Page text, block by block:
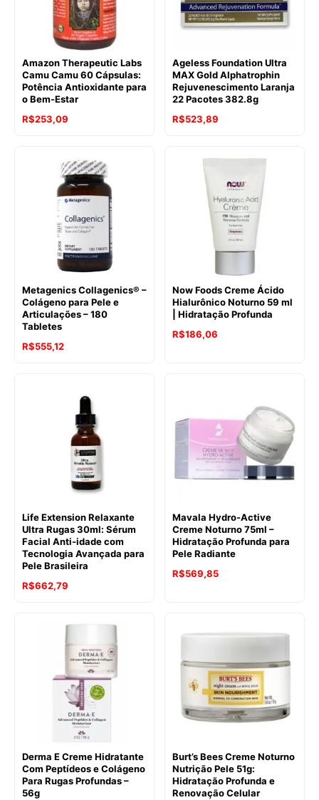
Amazon Therapeutic Labs
Camu Camu 60 Cápsulas:
Potência Antioxidante para
o Bem-Estar
R$253,09
Ageless Foundation Ultra
MAX Gold Alphatrophin
Rejuvenescimento Laranja
22 Pacotes 382.8g
R$523,89
Metagenics Collagenics® –
Colágeno para Pele e
Articulações – 180
Tabletes
R$555,12
Now Foods Creme Ácido
Hialurônico Noturno 59 ml
| Hidratação Profunda
R$186,06
Life Extension Relaxante
Ultra Rugas 30ml: Sérum
Facial Anti-idade com
Tecnologia Avançada para
Pele Brasileira
R$662,79
Mavala Hydro-Active
Creme Noturno 75ml –
Hidratação Profunda para
Pele Radiante
R$569,85
Derma E Creme Hidratante
Com Peptídeos e Colágeno
Para Rugas Profundas –
56g
Burt’s Bees Creme Noturno
Nutrição Pele 51g:
Hidratação Profunda e
Renovação Celular